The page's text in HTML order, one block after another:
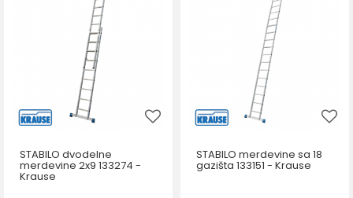
STABILO dvodelne
merdevine 2x9 133274 -
Krause
STABILO merdevine sa 18
gazišta 133151 - Krause